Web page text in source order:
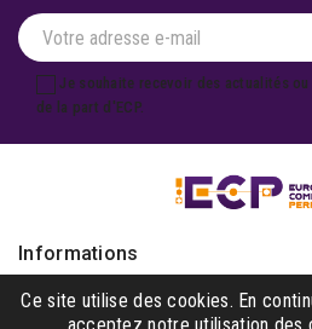
Je souhaite recevoir des actualités
de la part d'ECP.
Informations
Produits
Ce site utilise des cookies. En